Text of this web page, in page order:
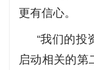
更有信心。
“我们的投
启动相关的第